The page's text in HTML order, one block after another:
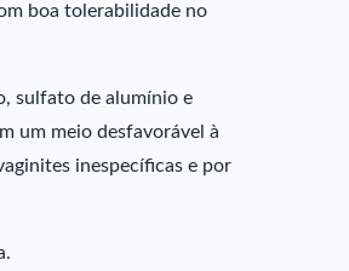
boa tolerabilidade no
sulfato de alumínio e
um meio desfavorável à
inespecíficas e por